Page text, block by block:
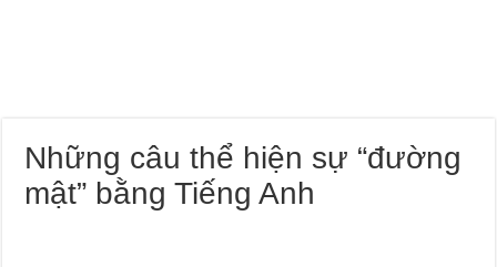
Những câu thể hiện sự “đường
mật” bằng Tiếng Anh